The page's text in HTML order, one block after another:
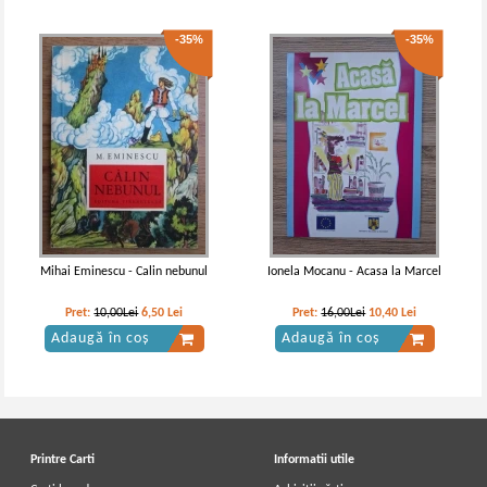
-35%
Mihai Eminescu - Calin nebunul
Pret:10,00Lei 6,50 Lei
Adaugă în coș
-35%
Ionela Mocanu - Acasa la Marcel
Pret:16,00Lei 10,40 Lei
Adaugă în coș
Printre Carti Informatii utile